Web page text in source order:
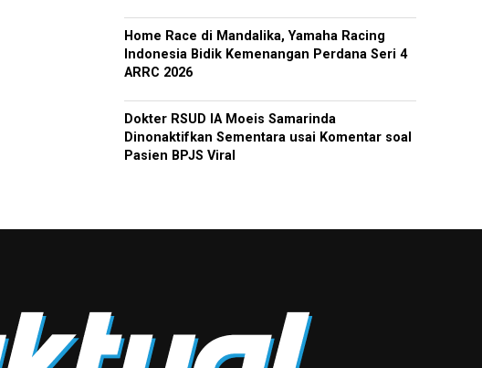
Home Race di Mandalika, Yamaha Racing
Indonesia Bidik Kemenangan Perdana Seri 4
ARRC 2026
Dokter RSUD IA Moeis Samarinda
Dinonaktifkan Sementara usai Komentar soal
Pasien BPJS Viral